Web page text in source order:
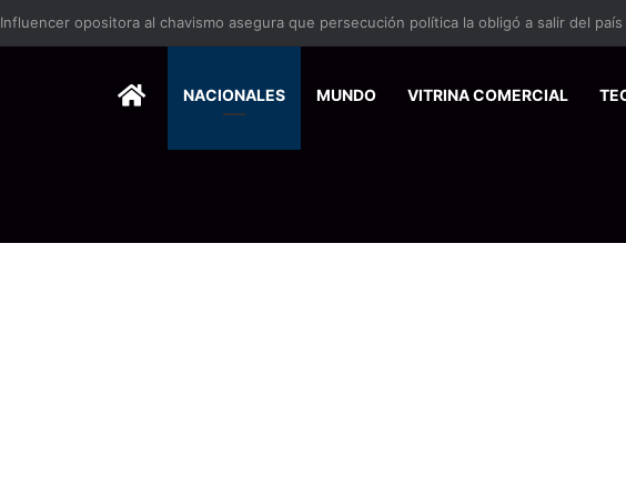
Industria plástica se suma a la economía circular
HOMENACIONALES MUNDO VITRINA COMERCIAL